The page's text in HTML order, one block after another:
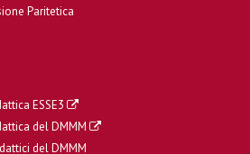
Paritetica
ESSE3
del DMMM
del DMMM